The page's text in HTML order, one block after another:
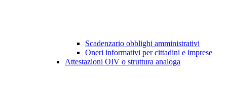
Scadenzario obblighi amministrativi
Oneri informativi per cittadini e imprese
Attestazioni OIV o struttura analoga